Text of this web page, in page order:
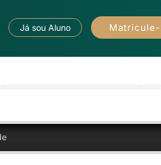
Já sou Aluno Matricule-